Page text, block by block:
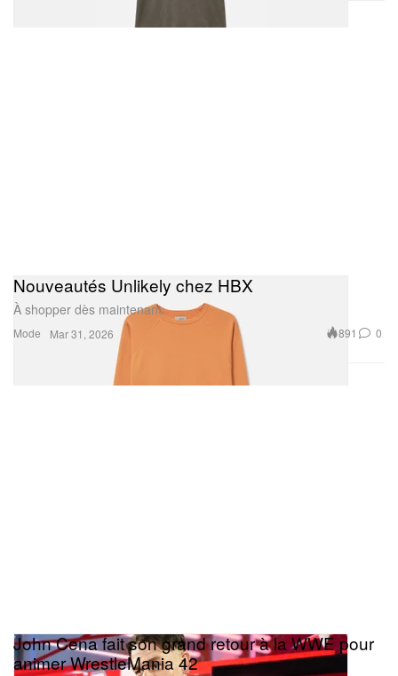
Mode
Nouveautés Unlikely chez HBX
À shopper dès maintenant.
Mar 31, 2026 891 0
John Cena fait son grand retour à la WWE pour
animer WrestleMania 42